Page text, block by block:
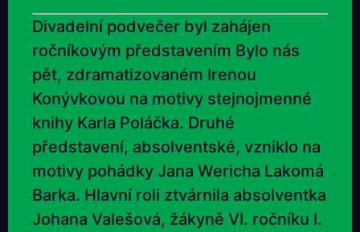
Divadelní podvečer byl zahájen
ročníkovým představením Bylo nás
pět, zdramatizovaném Irenou
Konývkovou na motivy stejnojmenné
knihy Karla Poláčka. Druhé
představení, absolventské, vzniklo na
motivy pohádky Jana Wericha Lakomá
Barka. Hlavní roli ztvárnila absolventka
Johana Valešová, žákyně VI. ročníku I.